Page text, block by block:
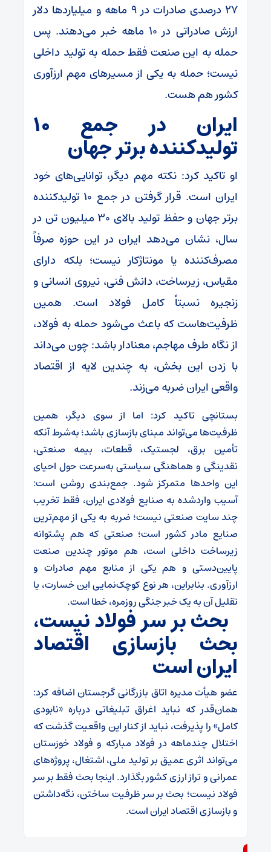
۲۷ درصدی صادرات در ۹ ماهه و میلیاردها دلار
ارزش صادراتی در ۱۰ ماهه خبر می‌دهند. پس
حمله به این صنعت فقط حمله به تولید داخلی
نیست؛ حمله به یکی از مسیرهای مهم ارزآوری
کشور هم هست.
ایران در جمع ۱۰
تولیدکننده برتر جهان
او تاکید کرد: نکته مهم دیگر، توانایی‌های خود
ایران است. قرار گرفتن در جمع ۱۰ تولیدکننده
برتر جهان و حفظ تولید بالای ۳۰ میلیون تن در
سال، نشان می‌دهد ایران در این حوزه صرفاً
مصرف‌کننده یا مونتاژکار نیست؛ بلکه دارای
مقیاس، زیرساخت، دانش فنی، نیروی انسانی و
زنجیره نسبتاً کامل فولاد است. همین
ظرفیت‌هاست که باعث می‌شود حمله به فولاد،
از نگاه طرف مهاجم، معنادار باشد: چون می‌داند
با زدن این بخش، به چندین لایه از اقتصاد
واقعی ایران ضربه می‌زند.
بستانچی تاکید کرد: اما از سوی دیگر، همین
ظرفیت‌ها می‌تواند مبنای بازسازی باشد؛ به‌شرط آنکه
تأمین برق، لجستیک، قطعات، بیمه صنعتی،
نقدینگی و هماهنگی سیاستی به‌سرعت حول احیای
این واحدها متمرکز شود. جمع‌بندی روشن است:
آسیب واردشده به صنایع فولادی ایران، فقط تخریب
چند سایت صنعتی نیست؛ ضربه به یکی از مهم‌ترین
صنایع مادر کشور است؛ صنعتی که هم پشتوانه
زیرساخت داخلی است، هم موتور چندین صنعت
پایین‌دستی و هم یکی از منابع مهم صادرات و
ارزآوری. بنابراین، هر نوع کوچک‌نمایی این خسارت، یا
تقلیل آن به یک خبر جنگی روزمره، خطا است.
بحث بر سر فولاد نیست،
بحث بازسازی اقتصاد
ایران است
عضو هیأت مدیره اتاق بازرگانی گرجستان اضافه کرد:
همان‌قدر که نباید اغراق تبلیغاتی درباره «نابودی
کامل» را پذیرفت، نباید از کنار این واقعیت گذشت که
اختلال چندماهه در فولاد مبارکه و فولاد خوزستان
می‌تواند اثری عمیق بر تولید ملی، اشتغال، پروژه‌های
عمرانی و تراز ارزی کشور بگذارد. اینجا بحث فقط بر سر
فولاد نیست؛ بحث بر سر ظرفیت ساختن، نگه‌داشتن
و بازسازی اقتصاد ایران است.